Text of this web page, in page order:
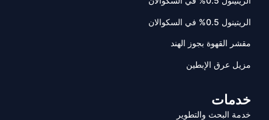
الريتينول 0.5% في السكوالان
مقشر القهوة بجوز الهند
مزيل عرق الإبطين
خدمات
خدمة البحث والتطوير